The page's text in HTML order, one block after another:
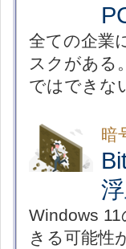
全ての企業
スクがある
ではできな
暗
Windows
きる可能性